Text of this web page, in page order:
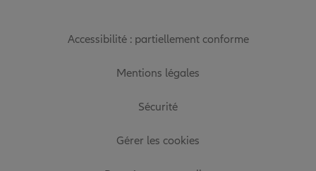
Accessibilité : partiellement conforme
Mentions légales
Sécurité
Gérer les cookies